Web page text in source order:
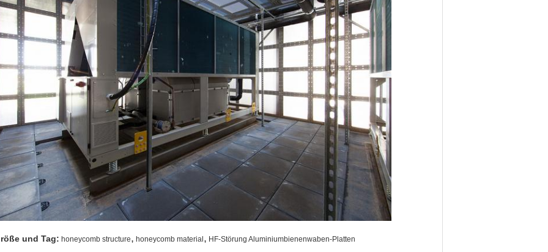
und Tag: honeycomb structure, honeycomb material , HF-Störung Aluminiumbienenwaben-Platten